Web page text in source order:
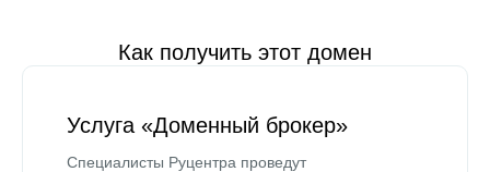
Как получить этот домен
Услуга «Доменный брокер»
Специалисты Руцентра проведут